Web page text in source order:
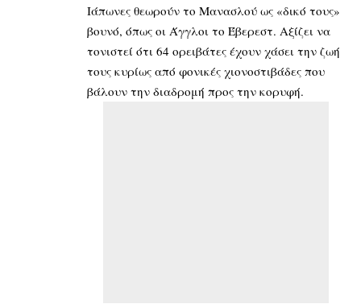
Ιάπωνες θεωρούν το Μανασλού ως «δικό τους»
βουνό, όπως οι Άγγλοι το Έβερεστ. Αξίζει να
τονιστεί ότι 64 ορειβάτες έχουν χάσει την ζωή
τους κυρίως από φονικές χιονοστιβάδες που
βάλουν την διαδρομή προς την κορυφή.